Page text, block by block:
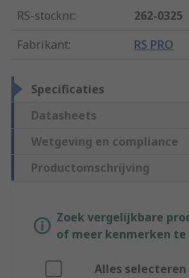
RS-stocknr.:
262-0325
Fabrikant: RS PRO
Specificaties
Datasheets
Wetgeving en compliance
Productomschrijving
Zoek vergelijkbare
of meer kenmerken
Alles selecteren